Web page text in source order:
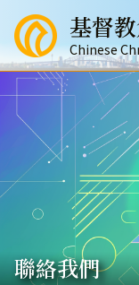
要
基督
Chinese
聯絡我們